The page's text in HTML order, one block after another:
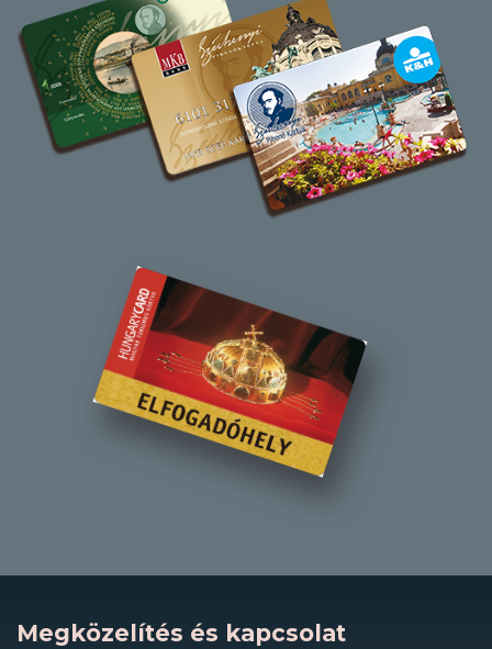
Megközelítés és kapcsolat